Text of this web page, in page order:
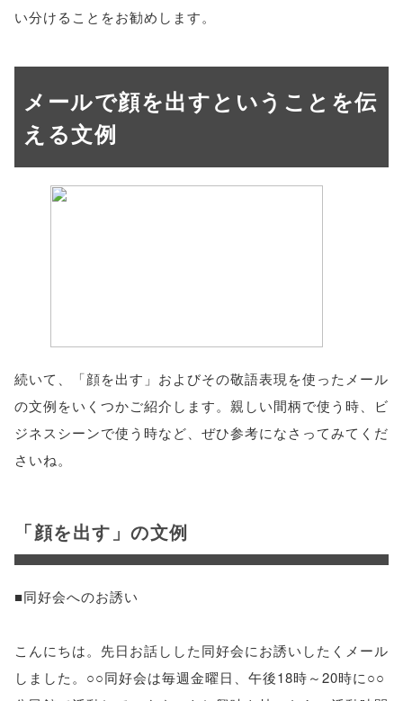
い分けることをお勧めします。
メールで顔を出すということを伝
える文例
続いて、「顔を出す」およびその敬語表現を使ったメール
の文例をいくつかご紹介します。親しい間柄で使う時、ビ
ジネスシーンで使う時など、ぜひ参考になさってみてくだ
さいね。
「顔を出す」の文例
■同好会へのお誘い
こんにちは。先日お話しした同好会にお誘いしたくメール
しました。○○同好会は毎週金曜日、午後18時～20時に○○